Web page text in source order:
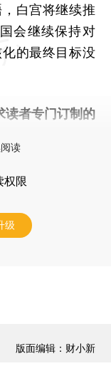
白宫将继续推
会继续保持对
的最终目标没
读者专门订制的
读
权限
级
版面编辑：财小新